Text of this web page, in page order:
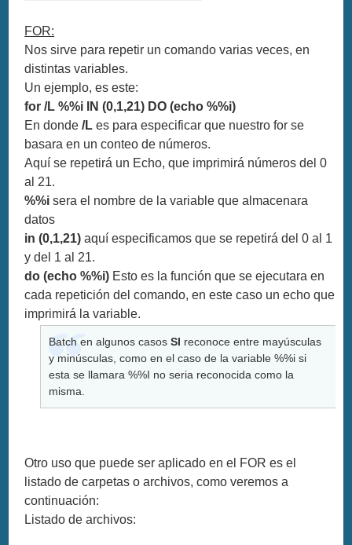
FOR:
Nos sirve para repetir un comando varias veces, en
distintas variables.
Un ejemplo, es este:
for /L %%i IN (0,1,21) DO (echo %%i)
En donde/L es para especificar que nuestro for se
basara en un conteo de números.
Aquí se repetirá un Echo, que imprimirá números del 0
al 21.
%%isera el nombre de la variable que almacenara
datos
in (0,1,21)aquí especificamos que se repetirá del 0 al 1
y del 1 al 21.
do (echo %%i) Esto es la función que se ejecutara en
cada repetición del comando, en este caso un echo que
imprimirá la variable.
Batch en algunos casosSI reconoce entre mayúsculas
y minúsculas, como en el caso de la variable %%i si
esta se llamara %%I no seria reconocida como la
misma.
Otro uso que puede ser aplicado en el FOR es el
listado de carpetas o archivos, como veremos a
continuación:
Listado de archivos: